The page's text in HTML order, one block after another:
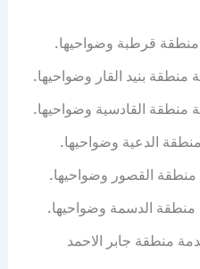
قرطبة وضواحيها.
منطقة بنيد القار وضواحيها.
منطقة القادسية وضواحيها.
الدعية وضواحيها.
القصور وضواحيها.
منطقة الدسمة وضواحيها.
منطقة جابر الاحمد